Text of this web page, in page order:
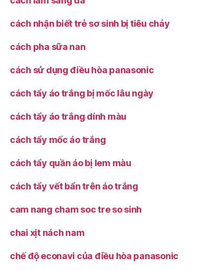
cách nhận biết trẻ sơ sinh bị tiêu chảy
cách pha sữa nan
cách sử dụng điều hòa panasonic
cách tẩy áo trắng bị mốc lâu ngày
cách tẩy áo trắng dính màu
cách tẩy mốc áo trắng
cách tẩy quần áo bị lem màu
cách tẩy vết bẩn trên áo trắng
cam nang cham soc tre so sinh
chai xịt nách nam
chế độ econavi của điều hòa panasonic